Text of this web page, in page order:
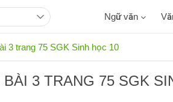
Ngữ văn
3 trang 75 SGK Sinh học 10
BÀI 3 TRANG 75 SGK